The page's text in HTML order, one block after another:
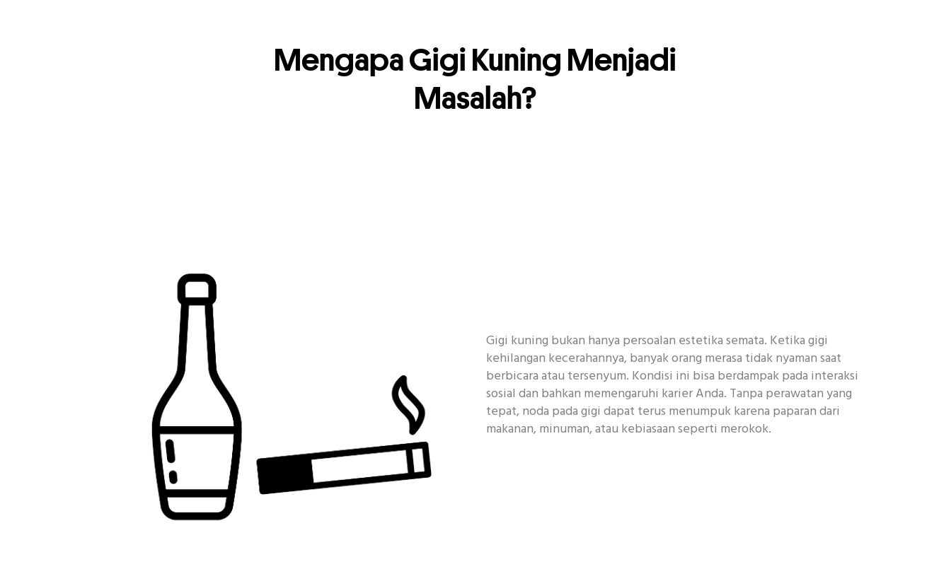
Mengapa Gigi Kuning Menjadi
Masalah?
Gigi kuning bukan hanya persoalan estetika semata. Ketika gigi
kehilangan kecerahannya, banyak orang merasa tidak nyaman saat
berbicara atau tersenyum. Kondisi ini bisa berdampak pada interaksi
sosial dan bahkan memengaruhi karier Anda. Tanpa perawatan yang
tepat, noda pada gigi dapat terus menumpuk karena paparan dari
makanan, minuman, atau kebiasaan seperti merokok.